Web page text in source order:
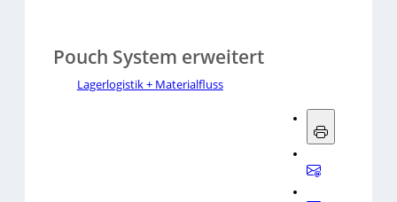
Pouch System erweitert
Lagerlogistik + Materialfluss